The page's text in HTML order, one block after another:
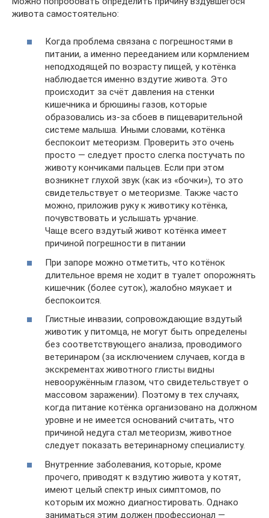
живота самостоятельно:
Когда проблема связана с погрешностями в
питании, а именно перееданием или кормлением
неподходящей по возрасту пищей, у котёнка
наблюдается именно вздутие живота. Это
происходит за счёт давления на стенки
кишечника и брюшины газов, которые
образовались из-за сбоев в пищеварительной
системе малыша. Иными словами, котёнка
беспокоит метеоризм. Проверить это очень
просто — следует просто слегка постучать по
животу кончиками пальцев. Если при этом
возникнет глухой звук (как из «бочки»), то это
свидетельствует о метеоризме. Также часто
можно, приложив руку к животику котёнка,
почувствовать и услышать урчание.
Чаще всего вздутый живот котёнка имеет
причиной погрешности в питании
При запоре можно отметить, что котёнок
длительное время не ходит в туалет опорожнять
кишечник (более суток), жалобно мяукает и
беспокоится.
Глистные инвазии, сопровождающие вздутый
животик у питомца, не могут быть определены
без соответствующего анализа, проводимого
ветеринаром (за исключением случаев, когда в
экскрементах животного глисты видны
невооружённым глазом, что свидетельствует о
массовом заражении). Поэтому в тех случаях,
когда питание котёнка организовано на должном
уровне и не имеется оснований считать, что
причиной недуга стал метеоризм, животное
следует показать ветеринарному специалисту.
Внутренние заболевания, которые, кроме
прочего, приводят к вздутию живота у котят,
имеют целый спектр иных симптомов, по
которым их можно диагностировать. Однако
заниматься этим должен профессионал —